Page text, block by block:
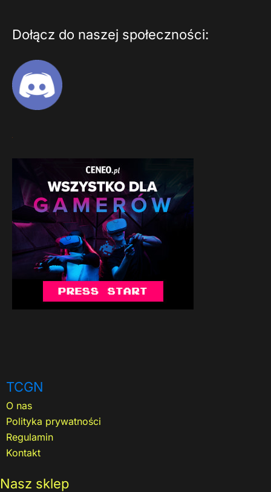
Dołącz do naszej społeczności:
TCGN
O nas
Polityka prywatności
Regulamin
Kontakt
Nasz sklep